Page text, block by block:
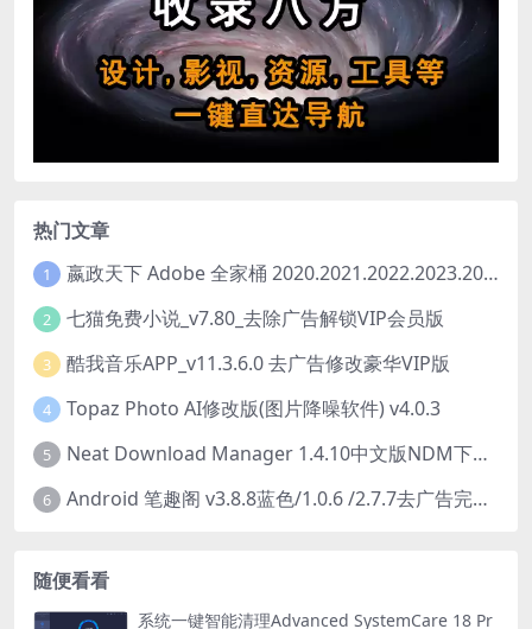
热门文章
1 嬴政天下 Adobe 全家桶 2020.2021.2022.2023.2024.2025大师版（2025年08月版 ）
2 七猫免费小说_v7.80_去除广告解锁VIP会员版
3 酷我音乐APP_v11.3.6.0 去广告修改豪华VIP版
4 Topaz Photo AI修改版(图片降噪软件) v4.0.3
5 Neat Download Manager 1.4.10中文版NDM下载器简称NDM
6 Android 笔趣阁 v3.8.8蓝色/1.0.6 /2.7.7去广告完美版
随便看看
系统一键智能清理Advanced SystemCare 18 Pr